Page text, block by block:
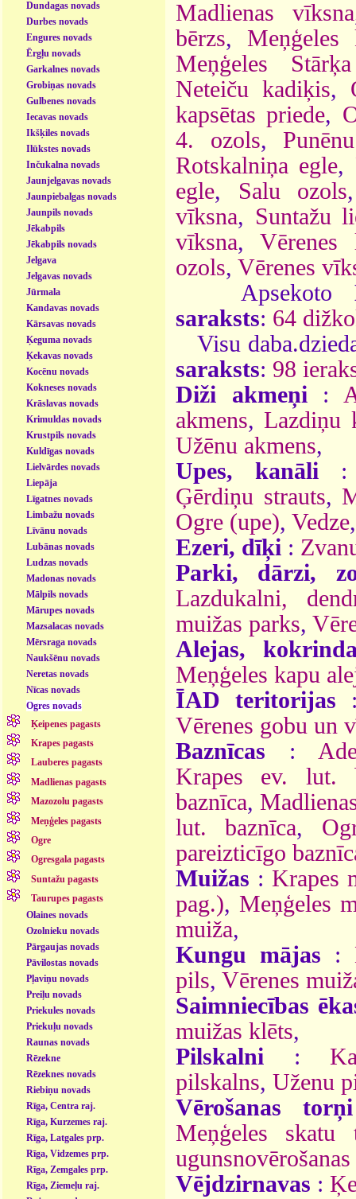
Dundagas novads
Durbes novads
Engures novads
Ērgļu novads
Garkalnes novads
Grobiņas novads
Gulbenes novads
Iecavas novads
Ikšķiles novads
Ilūkstes novads
Inčukalna novads
Jaunjelgavas novads
Jaunpiebalgas novads
Jaunpils novads
Jēkabpils
Jēkabpils novads
Jelgava
Jelgavas novads
Jūrmala
Kandavas novads
Kārsavas novads
Ķeguma novads
Ķekavas novads
Kocēnu novads
Kokneses novads
Krāslavas novads
Krimuldas novads
Krustpils novads
Kuldīgas novads
Lielvārdes novads
Liepāja
Līgatnes novads
Limbažu novads
Līvānu novads
Lubānas novads
Ludzas novads
Madonas novads
Mālpils novads
Mārupes novads
Mazsalacas novads
Mērsraga novads
Naukšēnu novads
Neretas novads
Nīcas novads
Ogres novads
Ķeipenes pagasts
Krapes pagasts
Lauberes pagasts
Madlienas pagasts
Mazozolu pagasts
Meņģeles pagasts
Ogre
Ogresgala pagasts
Suntažu pagasts
Taurupes pagasts
Olaines novads
Ozolnieku novads
Pārgaujas novads
Pāvilostas novads
Pļaviņu novads
Preiļu novads
Priekules novads
Priekuļu novads
Raunas novads
Rēzekne
Rēzeknes novads
Riebiņu novads
Rīga, Centra raj.
Rīga, Kurzemes raj.
Rīga, Latgales prp.
Rīga, Vidzemes prp.
Rīga, Zemgales prp.
Rīga, Ziemeļu raj.
Madlienas vīksna
bērzs, Meņģeles
Meņģeles
Neteiču kadiķis,
kapsētas priede,
4. ozols,
Rotskalniņa egle,
egle, Salu ozols
vīksna, Suntažu
vīksna,Vērenes
ozols, Vērenes
Apsekoto
saraksts: 64
Visu
saraksts: 98
Diži akmeņi :
akmens,Lazdiņu
Užēnu akmens,
Upes, kanāli
Ģērdiņu strauts,
Ogre (upe), Vedze,
Ezeri, dīķi :
Parki, dārzi,
Lazdukalni,
muižas parks,
Alejas,
Meņģeles kapu
ĪAD teritorijas
Vērenes gobu un
Baznīcas :
Krapes ev. lut.
baznīca,
lut. baznīca,
pareizticīgo
Muižas : Krapes
pag.), Meņģeles
muiža,
Kungu mājas :
pils, Vērenes
Saimniecības
muižas klēts,
Pilskalni :
pilskalns, Uženu
Vērošanas torņi
Meņģeles skatu
Vējdzirnavas :